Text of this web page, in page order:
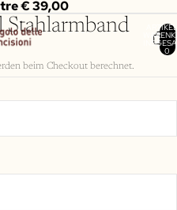
€ 39,00
0
Stahlarmband
beim Checkout berechnet.